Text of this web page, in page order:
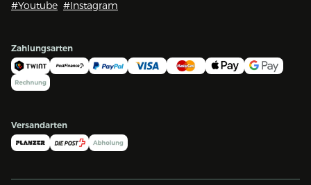
#Youtube #Instagram
Zahlungsarten
Versandarten